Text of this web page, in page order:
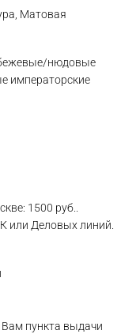
Матовая
бежевые/нюдовые
императорские
1500 руб..
или Деловых линий.
Вам пункта выдачи